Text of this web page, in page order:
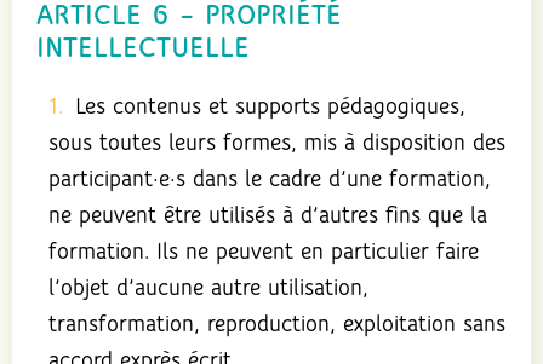
ARTICLE 6 – PROPRIÉTÉ
INTELLECTUELLE
Les contenus et supports pédagogiques,
sous toutes leurs formes, mis à disposition des
participant·e·s dans le cadre d’une formation,
ne peuvent être utilisés à d’autres fins que la
formation. Ils ne peuvent en particulier faire
l’objet d’aucune autre utilisation,
transformation, reproduction, exploitation sans